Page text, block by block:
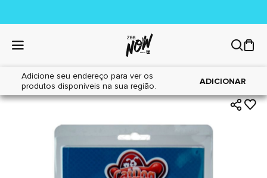
Adicione seu endereço para ver os
produtos disponíveis na sua região.
ADICIONAR
Home|Cães|Higiene